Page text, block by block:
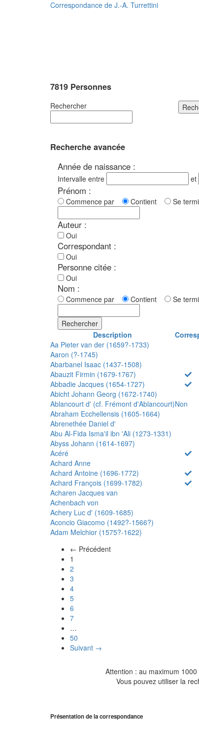
Correspondance de J.-A. Turrettini
7819 Personnes
Rechercher
Recherche avancée
Année de naissance :
Intervalle entre et
Prénom :
Commence par Contient Se
Auteur :
Oui
Correspondant :
Oui
Personne citée :
Oui
Nom :
Commence par Contient Se
Rechercher
Description
Aa Pieter van der (1659?-1733)
Aaron (?-1745)
Abarbanel Isaac (1437-1508)
Abauzit Firmin (1679-1767)
Abbadie Jacques (1654-1727)
Abicht Johann Georg (1672-1740)
Ablancourt d' (cf. Frémont d'Ablancourt)Non
Abraham Ecchellensis (1605-1664)
Abrenethée Daniel d'
Abu Al-Fida Isma'il ibn 'Ali (1273-1331)
Abyss Johann (1614-1697)
Acéré
Achard Anne
Achard Antoine (1696-1772)
Achard François (1699-1782)
Acharen Jacques van
Achenbach von
Achery Luc d' (1609-1685)
Aconcio Giacomo (1492?-1566?)
Adam Melchior (1575?-1622)
← Précédent
1
2
3
4
5
6
7
…
50
Suivant →
Attention : au maximum
Vous pouvez utiliser la
Présentation de la correspondance